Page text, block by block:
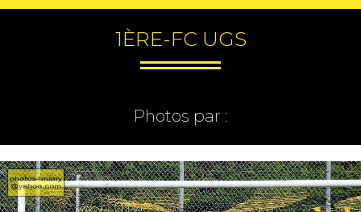
1ÈRE-FC UGS
Photos par :